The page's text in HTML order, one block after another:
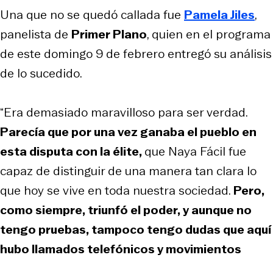
Una que no se quedó callada fue Pamela Jiles,
panelista de Primer Plano, quien en el programa
de este domingo 9 de febrero entregó su análisis
de lo sucedido.
“Era demasiado maravilloso para ser verdad.
Parecía que por una vez ganaba el pueblo en
esta disputa con la élite,que Naya Fácil fue
capaz de distinguir de una manera tan clara lo
que hoy se vive en toda nuestra sociedad. Pero,
como siempre, triunfó el poder, y aunque no
tengo pruebas, tampoco tengo dudas que aquí
hubo llamados telefónicos y movimientos